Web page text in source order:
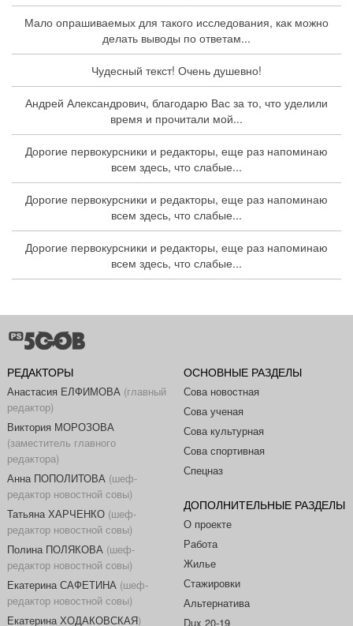
Мало опрашиваемых для такого исследования, как можно
делать выводы по ответам...
Чудесный текст! Очень душевно!
Андрей Александрович, благодарю Вас за то, что уделили
время и прочитали мой...
Дорогие первокурсники и редакторы, еще раз напоминаю
всем здесь, что слабые...
Дорогие первокурсники и редакторы, еще раз напоминаю
всем здесь, что слабые...
Дорогие первокурсники и редакторы, еще раз напоминаю
всем здесь, что слабые...
РЕДАКТОРЫ
Анастасия ЕЛФИМОВА(главный
редактор)
Виктория МОРОЗОВА
(заместитель главного
редактора)
Анна ПОПОЛИТОВА(шеф-
редактор новостной совы)
Татьяна ХАРЧЕНКО(шеф-
редактор новостной совы)
Полина ПОЛЯКОВА(шеф-
редактор новостной совы)
Екатерина САФЕТИНА(шеф-
редактор новостной совы)
Екатерина ХОДАКОВСКАЯ)
ОСНОВНЫЕ РАЗДЕЛЫ
Сова новостная
Сова ученая
Сова культурная
Сова спортивная
Спецназ
ДОПОЛНИТЕЛЬНЫЕ РАЗДЕЛЫ
О проекте
Работа
Жилье
Стажировки
Альтернатива
Dux 20-19